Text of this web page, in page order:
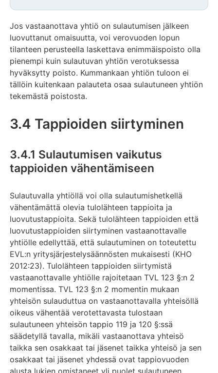
Jos vastaanottava yhtiö on sulautumisen jälkeen
luovuttanut omaisuutta, voi verovuoden lopun
tilanteen perusteella laskettava enimmäispoisto olla
pienempi kuin sulautuvan yhtiön verotuksessa
hyväksytty poisto. Kummankaan yhtiön tuloon ei
tällöin kuitenkaan palauteta osaa sulautuneen yhtiön
tekemästä poistosta.
3.4 Tappioiden siirtyminen
3.4.1 Sulautumisen vaikutus
tappioiden vähentämiseen
Sulautuvalla yhtiöllä voi olla sulautumishetkellä
vähentämättä olevia tulolähteen tappioita ja
luovutustappioita. Sekä tulolähteen tappioiden että
luovutustappioiden siirtyminen vastaanottavalle
yhtiölle edellyttää, että sulautuminen on toteutettu
EVL:n yritysjärjestelysäännösten mukaisesti (KHO
2012:23). Tulolähteen tappioiden siirtymistä
vastaanottavalle yhtiölle rajoitetaan TVL 123 §:n 2
momentissa. TVL 123 §:n 2 momentin mukaan
yhteisön sulauduttua on vastaanottavalla yhteisöllä
oikeus vähentää verotettavasta tulostaan
sulautuneen yhteisön tappio 119 ja 120 §:ssä
säädetyllä tavalla, mikäli vastaanottava yhteisö
taikka sen osakkaat tai jäsenet taikka yhteisö ja sen
osakkaat tai jäsenet yhdessä ovat tappiovuoden